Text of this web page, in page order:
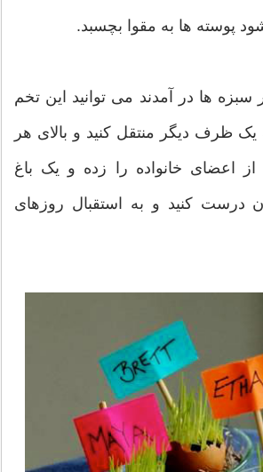
پوسته ها به مقوا بچسبد.
ها در آمدند می توانید این تخم
یک ظرف دیگر منتقل کنید و بالای هر
اعضای خانواده را زده و یک باغ
درست کنید و به استقبال روزهای